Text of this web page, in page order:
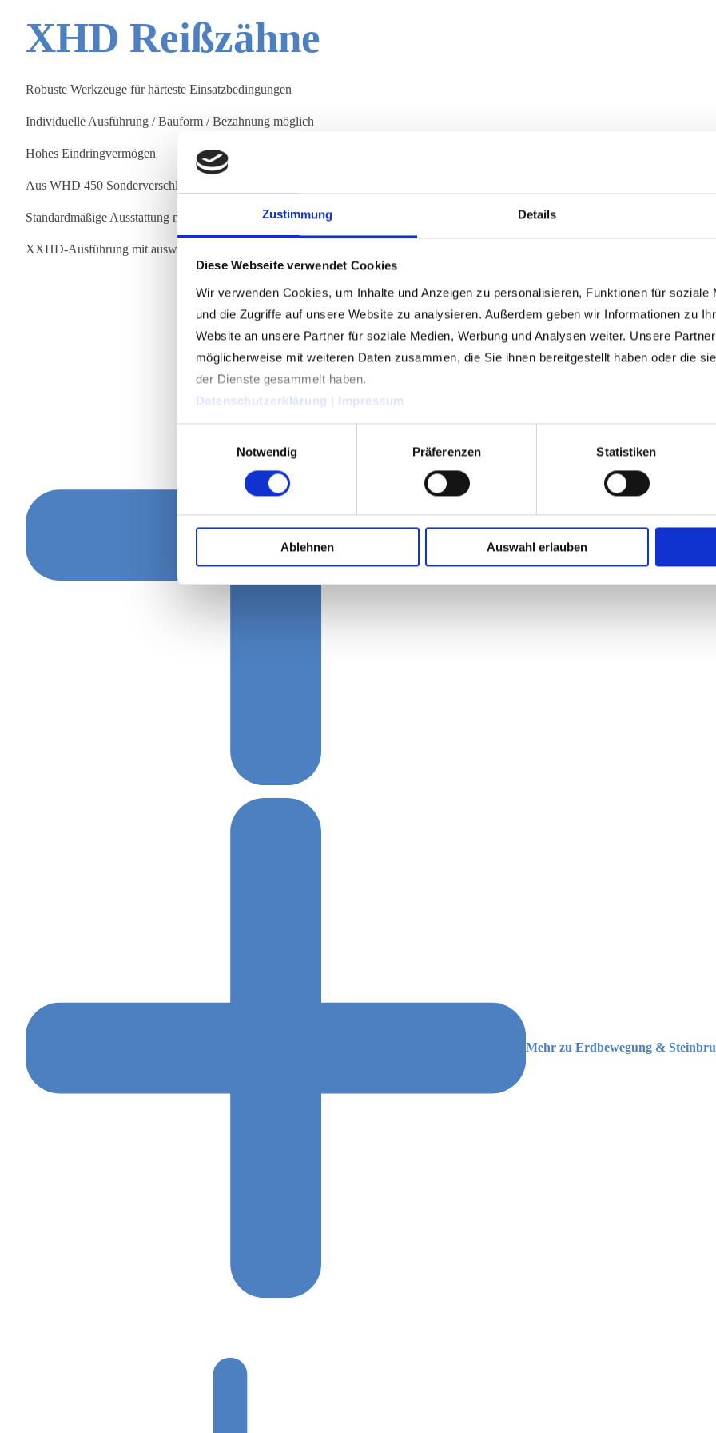
Zustimmung Details
Diese Webseite verwendet Cookies
Wir verwenden Cookies, um Inhalte und Anzeigen zu personalisieren, Funktionen für soziale
und die Zugriffe auf unsere Website zu analysieren. Außerdem geben wir Informationen zu
Website an unsere Partner für soziale Medien, Werbung und Analysen weiter. Unsere
möglicherweise mit weiteren Daten zusammen, die Sie ihnen bereitgestellt haben oder die
der Dienste gesammelt haben.
Datenschutzerklärung | Impressum
Notwendig
Präferenzen Statistiken
Ablehnen Auswahl erlauben
XHD Reißzähne
Robuste Werkzeuge für härteste Einsatzbedingungen
Individuelle Ausführung / Bauform / Bezahnung möglich
Hohes Eindringvermögen
Aus WHD 450 Sonderverschleißstahl
Standardmäßige Ausstattung mit Esco Ripper-Zahn
XXHD-Ausführung mit auswechselbarem Schenkelschutz
Mehr zu Abbruch & Recycling
Mehr zu Erdbewegung &